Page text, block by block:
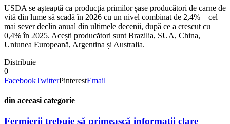
USDA se așteaptă ca producția primilor șase producători de carne de
vită din lume să scadă în 2026 cu un nivel combinat de 2,4% – cel
mai sever declin anual din ultimele decenii, după ce a crescut cu
0,4% în 2025. Acești producători sunt Brazilia, SUA, China,
Uniunea Europeană, Argentina și Australia.
Distribuie
0
FacebookTwitterPinterestEmail
din aceeasi categorie
Fermierii trebuie să primească informații clare